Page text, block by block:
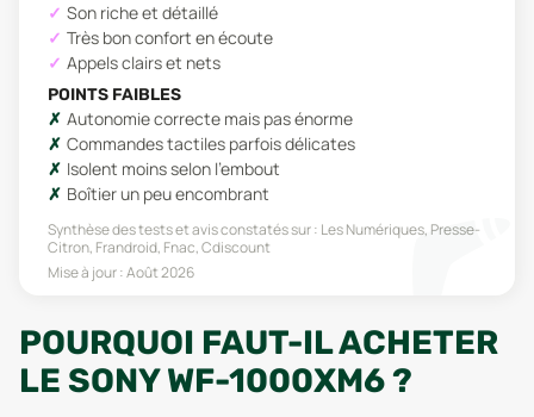
Son riche et détaillé
Très bon confort en écoute
Appels clairs et nets
POINTS FAIBLES
Autonomie correcte mais pas énorme
Commandes tactiles parfois délicates
Isolent moins selon l’embout
Boîtier un peu encombrant
Synthèse des tests et avis constatés sur : Les Numériques, Presse-
Citron, Frandroid, Fnac, Cdiscount
Mise à jour :Août 2026
POURQUOI FAUT-IL ACHETER
LE SONY WF-1000XM6 ?